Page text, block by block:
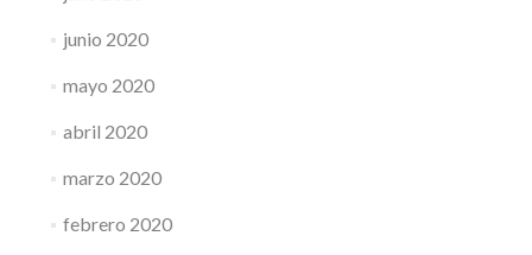
junio 2020
mayo 2020
abril 2020
marzo 2020
febrero 2020